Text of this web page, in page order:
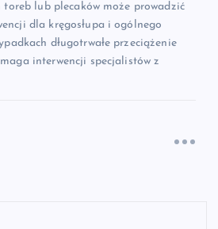
lub plecaków może prowadzić
dla kręgosłupa i ogólnego
długotrwałe przeciążenie
interwencji specjalistów z